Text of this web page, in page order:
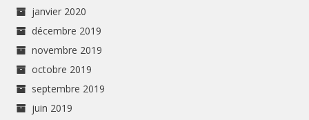
janvier 2020
décembre 2019
novembre 2019
octobre 2019
septembre 2019
juin 2019